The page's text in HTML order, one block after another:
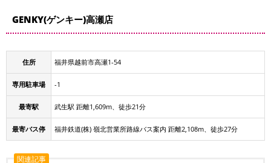
GENKY(ゲンキー)高瀬店
住所 福井県越前市高瀬1-54
専用駐車場 -1
最寄駅 武生駅 距離1,609m、徒歩21分
最寄バス停 福井鉄道(株) 嶺北営業所路線バス案内 距離2,108m、徒歩27分
関連記事